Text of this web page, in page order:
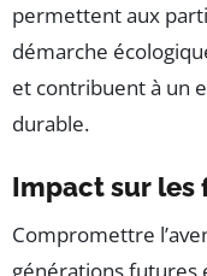
permettent aux
démarche
et contribuent à un
durable.
Impact sur les
Compromettre
générations futures